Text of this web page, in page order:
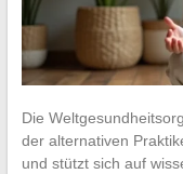
Die
der alternativen
und stützt sich auf